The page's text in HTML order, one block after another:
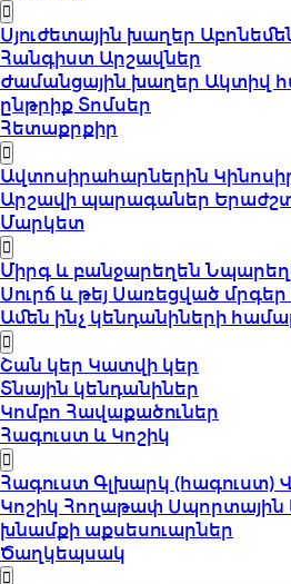
Սյուժետային խաղեր
Հանգիստ Արշավներ
Ժամանցային խաղեր Ակտիվ
ընթրիք Տոմսեր
Հետաքրքիր
Ավտոսիրահարներին
Արշավի պարագաներ
Մարկետ
Միրգ և բանջարեղեն
Սուրճ և թեյ Սառեցված
Ամեն ինչ կենդանիների
Շան կեր Կատվի կեր
Տնային կենդանիներ
Կոմբո Հավաքածուներ
Հագուստ և Կոշիկ
Հագուստ Գլխարկ (հագուստ)
Կոշիկ Հողաթափ Սպորտային
խնամքի աքսեսուարներ
Ծաղկեպսակ